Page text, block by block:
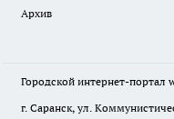
Архив
Городской интернет-портал
г. Саранск, ул.